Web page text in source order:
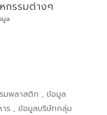
กรรมต่างๆ
ล
มพลาสติก , ข้อมูล
ร , ข้อมูลบริษัทกลุ่ม